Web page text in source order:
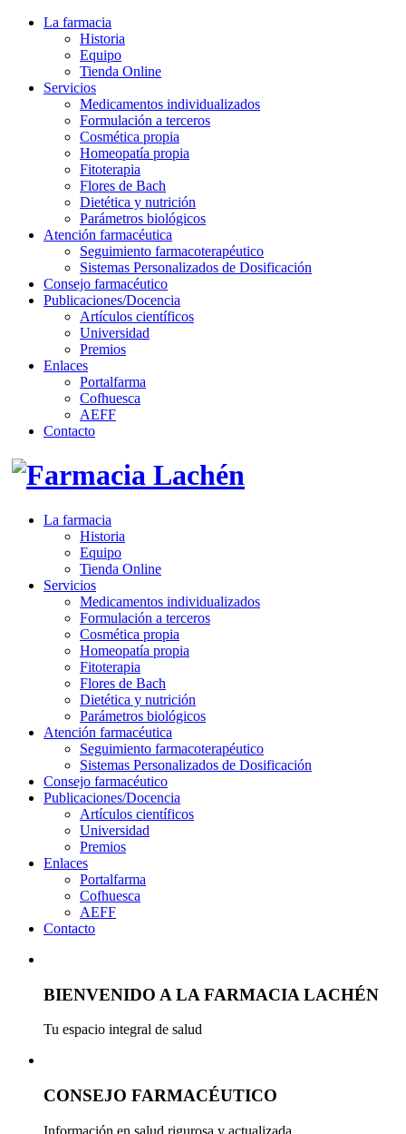
La farmacia
Historia
Equipo
Tienda Online
Servicios
Medicamentos individualizados
Formulación a terceros
Cosmética propia
Homeopatía propia
Fitoterapia
Flores de Bach
Dietética y nutrición
Parámetros biológicos
Atención farmacéutica
Seguimiento farmacoterapéutico
Sistemas Personalizados de Dosificación
Consejo farmacéutico
Publicaciones/Docencia
Artículos científicos
Universidad
Premios
Enlaces
Portalfarma
Cofhuesca
AEFF
Contacto
La farmacia
Historia
Equipo
Tienda Online
Servicios
Medicamentos individualizados
Formulación a terceros
Cosmética propia
Homeopatía propia
Fitoterapia
Flores de Bach
Dietética y nutrición
Parámetros biológicos
Atención farmacéutica
Seguimiento farmacoterapéutico
Sistemas Personalizados de Dosificación
Consejo farmacéutico
Publicaciones/Docencia
Artículos científicos
Universidad
Premios
Enlaces
Portalfarma
Cofhuesca
AEFF
Contacto
BIENVENIDO A LA FARMACIA LACHÉN
Tu espacio integral de salud
CONSEJO FARMACÉUTICO
Información en salud rigurosa y actualizada